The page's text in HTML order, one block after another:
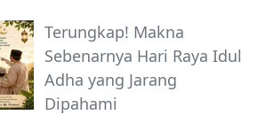
Terungkap! Makna
Sebenarnya Hari Raya Idul
Adha yang Jarang
Dipahami